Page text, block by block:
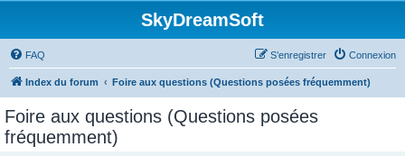
SkyDreamSoft
FAQ Connexion
S’enregistrer
Index du forum Foire aux questions (Questions posées fréquemment)
Foire aux questions (Questions posées
fréquemment)